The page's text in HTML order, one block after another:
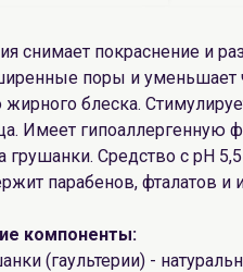
снимает покраснение и
поры и
жирного блеска.
Имеет гипоаллергенную
грушанки. Средство с pH
парабенов, фталатов и
компоненты:
(гаультерии) -